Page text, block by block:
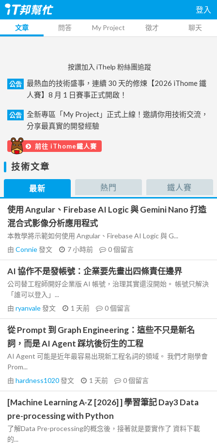
登入
文章 問答 My Project 徵才 聊天
按讚加入 iThelp 粉絲團追蹤
公告
最熱血的技術盛事，連續 30 天的修煉【2026 iThome 鐵
人賽】8 月 1 日賽事正式開啟！
公告
全新專區「My Project」正式上線！邀請你用技術交流，
分享最真實的開發經驗
前往 iThome鐵人賽
技術文章
最新 熱門 鐵人賽
使用 Angular、Firebase AI Logic 與 Gemini Nano 打造
混合式影像分析應用程式
本教學將示範如何使用 Angular、Firebase AI Logic 與 G...
由 Connie發文 7 小時前 0個留言
AI 協作不是發帳號：企業要先畫出四條責任邊界
公司替工程師開好企業版 AI 帳號，治理其實還沒開始。 帳號只解決
「誰可以登入」...
由 ryanvale發文 1 天前 0個留言
從 Prompt 到 Graph Engineering：這些不只是新名
詞，而是 AI Agent 踩坑後衍生的工程
AI Agent 可能是近年最容易出現新工程名詞的領域。 我們才剛學會
Prom...
由 hardness1020發文 1 天前 0個留言
[Machine Learning A-Z [2026] ] 學習筆記 Day3 Data
pre-processing with Python
了解Data Pre-processing的概念後，接著就是要實作了 資料下載
的...